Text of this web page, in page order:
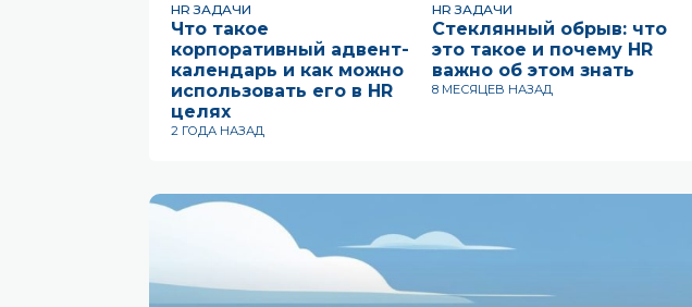
HR ЗАДАЧИ
Что такое
корпоративный адвент-
календарь и как можно
использовать его в HR
целях
2 ГОДА НАЗАД
HR ЗАДАЧИ
Cтеклянный обрыв: что
это такое и почему HR
важно об этом знать
8 МЕСЯЦЕВ НАЗАД